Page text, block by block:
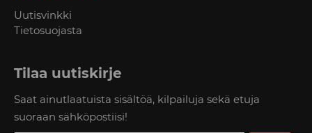
Uutisvinkki
Tietosuojasta
Tilaa uutiskirje
Saat ainutlaatuista sisältöä, kilpailuja sekä etuja
suoraan sähköpostiisi!